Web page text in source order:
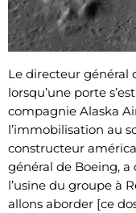
Le directeur général
lorsqu’une porte
compagnie Alaska
l’immobilisation au
constructeur
général de Boeing, a
l’usine du groupe à
allons aborder [ce